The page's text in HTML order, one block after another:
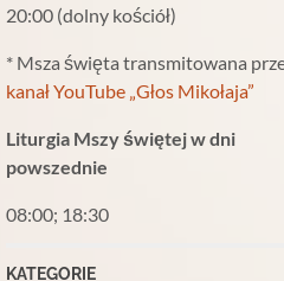
20:00 (dolny kościół)
* Msza święta transmitowana
kanał YouTube „Głos Mikołaja”
Liturgia Mszy świętej w dni
powszednie
08:00; 18:30
KATEGORIE